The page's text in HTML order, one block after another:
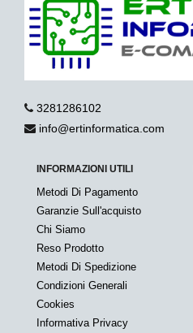
3281286102
info@ertinformatica.com
INFORMAZIONI UTILI
Metodi Di Pagamento
Garanzie Sull'acquisto
Chi Siamo
Reso Prodotto
Metodi Di Spedizione
Condizioni Generali
Cookies
Informativa Privacy